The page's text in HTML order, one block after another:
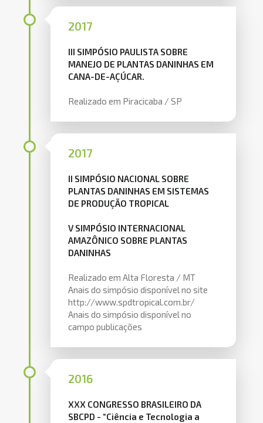
2017
III SIMPÓSIO PAULISTA SOBRE
MANEJO DE PLANTAS DANINHAS EM
CANA-DE-AÇÚCAR.
Realizado em Piracicaba / SP
2017
II SIMPÓSIO NACIONAL SOBRE
PLANTAS DANINHAS EM SISTEMAS
DE PRODUÇÃO TROPICAL
V SIMPÓSIO INTERNACIONAL
AMAZÔNICO SOBRE PLANTAS
DANINHAS
Realizado em Alta Floresta / MT
Anais do simpósio disponível no site
http://www.spdtropical.com.br/
Anais do simpósio disponível no
campo publicações
2016
XXX CONGRESSO BRASILEIRO DA
SBCPD - “Ciência e Tecnologia a